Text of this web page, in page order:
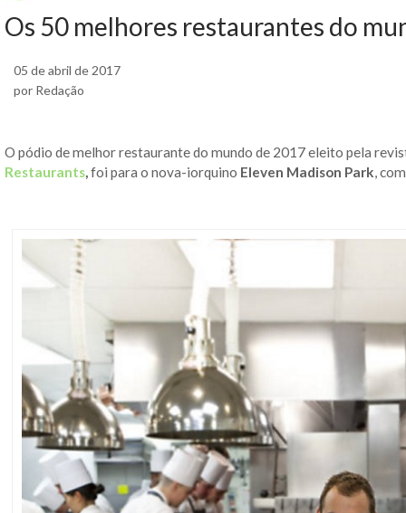
Os 50 melhores restaurantes do
05 de abril de 2017
por Redação
O pódio de melhor restaurante do mundo de 2017 eleito pela
Restaurants foi para o nova-iorquino Eleven Madison Park ,